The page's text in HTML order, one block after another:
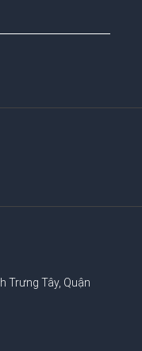
Trưng Tây, Quận